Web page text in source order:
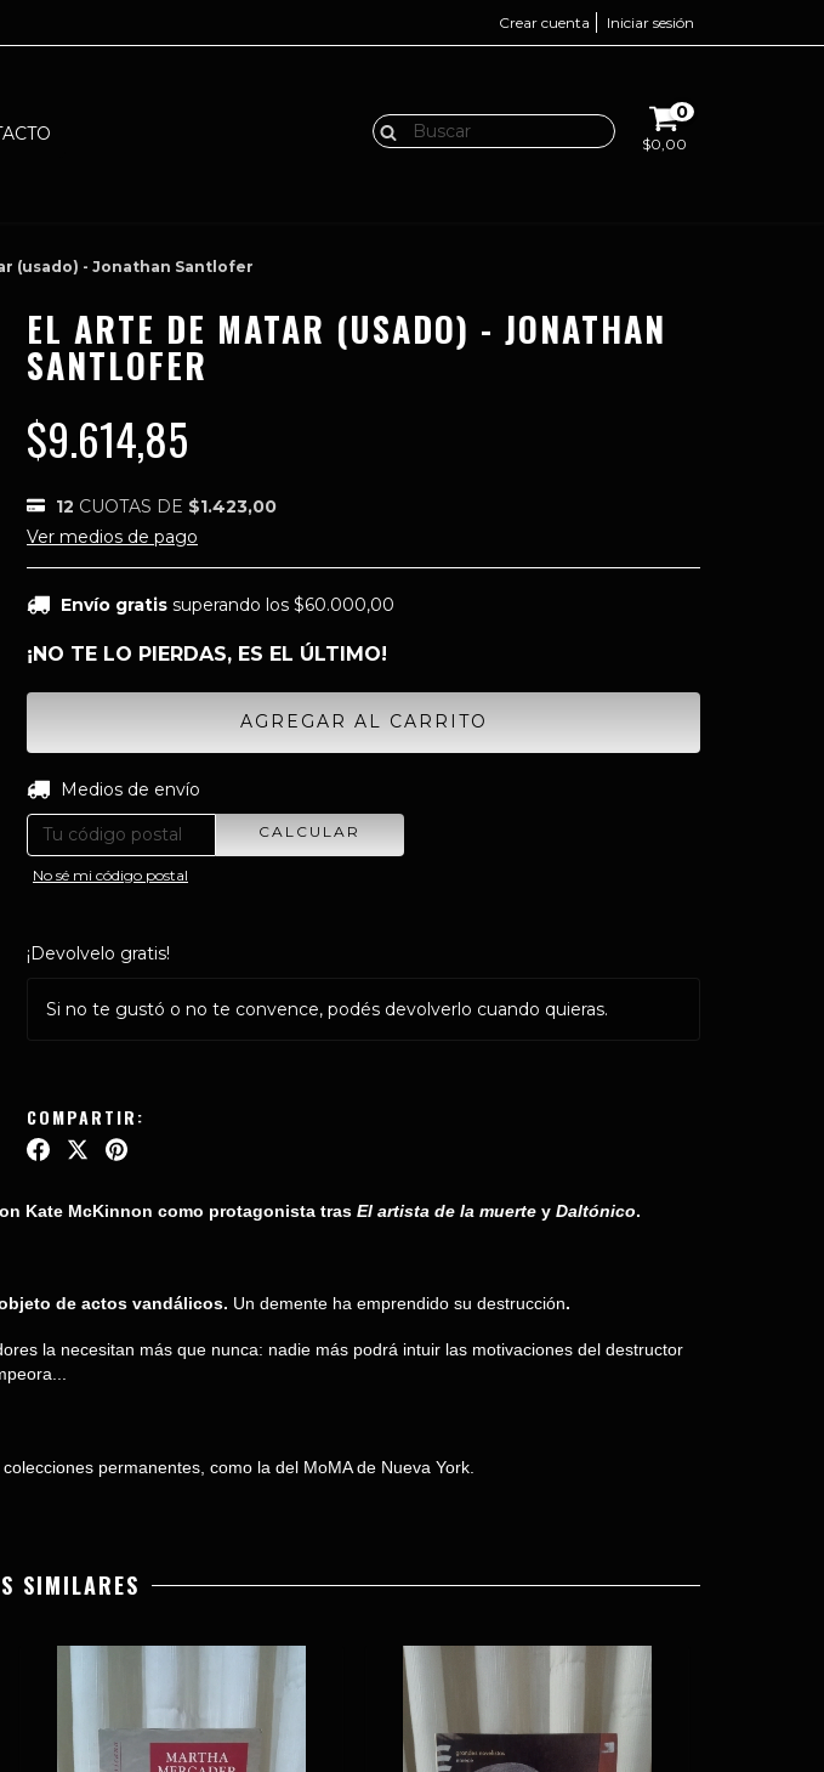
Crear cuenta Iniciar sesión
0
$0,00
(usado) - Jonathan Santlofer
EL ARTE DE MATAR (USADO) - JONATHAN
SANTLOFER
$9.614,85
12 CUOTAS DE $1.423,00
Ver medios de pago
Envío gratis superando los $60.000,00
¡NO TE LO PIERDAS, ES EL ÚLTIMO!
Entregas para el CP:
Medios de envío
CALCULAR
No sé mi código postal
¡Devolvelo gratis!
Si no te gustó o no te convence, podés devolverlo cuando quieras.
COMPARTIR:
Kate McKinnon como protagonista tras El artista de la muerte y Daltónico.
de actos vandálicos. Un demente ha emprendido su destrucción.
la necesitan más que nunca: nadie más podrá intuir las motivaciones del destructor
permanentes, como la del MoMA de Nueva York.
SIMILARES